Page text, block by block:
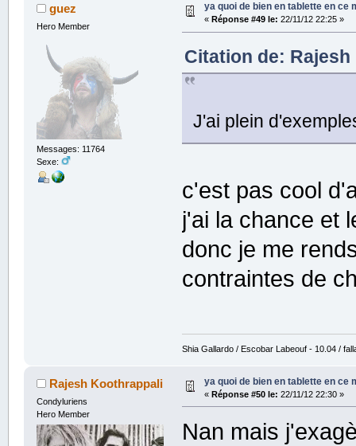
guez
Hero Member
Messages: 11764
Sexe:
ya quoi de bien en tablette en ce
« Réponse #49 le: 22/11/12 22:25 »
Citation de: Rajesh
J'ai plein
c'est pas cool
j'ai la chance et
donc je me
contraintes de
Shia Gallardo / Escobar Labeouf - 10.04 /
Rajesh Koothrappali
Condyluriens
Hero Member
ya quoi de bien en tablette en ce
« Réponse #50 le: 22/11/12 22:30 »
Nan mais